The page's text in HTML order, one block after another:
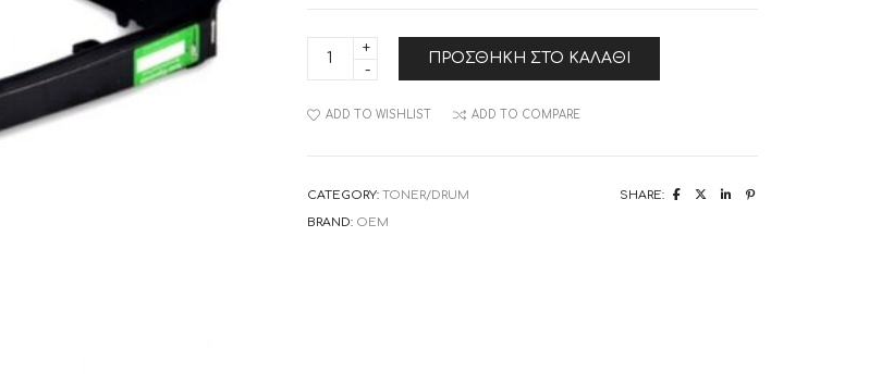
Συμβατό
Drum
Black
quantity
ΠΡΟΣΘΉΚΗ ΣΤΟ ΚΑΛΆΘΙ
ADD TO WISHLIST ADD TO COMPARE
CATEGORY:TONER/DRUM
SHARE:
BRAND: OEM